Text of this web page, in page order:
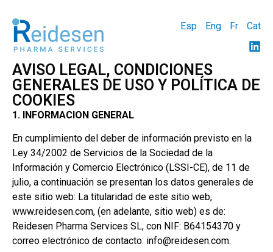
Esp Eng Fr Cat
AVISO LEGAL, CONDICIONES
GENERALES DE USO Y POLÍTICA DE
COOKIES
1. INFORMACION GENERAL
En cumplimiento del deber de información previsto en la
Ley 34/2002 de Servicios de la Sociedad de la
Información y Comercio Electrónico (LSSI-CE), de 11 de
julio, a continuación se presentan los datos generales de
este sitio web: La titularidad de este sitio web,
www.reidesen.com, (en adelante, sitio web) es de:
Reidesen Pharma Services SL, con NIF: B64154370 y
correo electrónico de contacto: info@reidesen.com.